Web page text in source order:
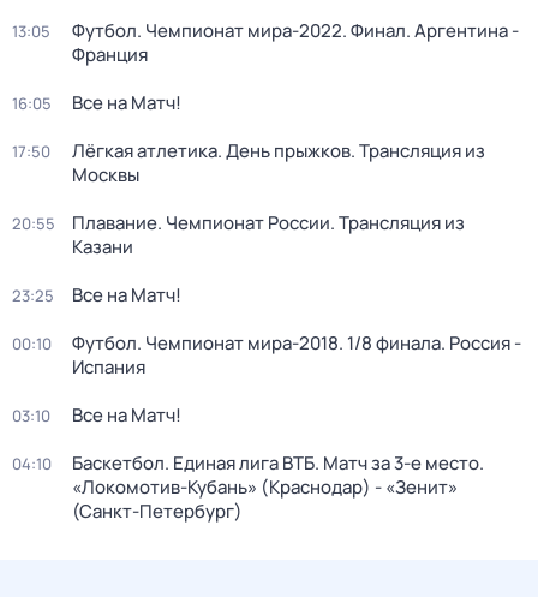
13:05
Футбол. Чемпионат мира-2022. Финал. Аргентина -
Франция
16:05 Все на Матч!
17:50
Лёгкая атлетика. День прыжков. Трансляция из
Москвы
20:55
Плавание. Чемпионат России. Трансляция из
Казани
23:25 Все на Матч!
00:10
Футбол. Чемпионат мира-2018. 1/8 финала. Россия -
Испания
03:10 Все на Матч!
04:10
Баскетбол. Единая лига ВТБ. Матч за 3-е место.
«Локомотив-Кубань» (Краснодар) - «Зенит»
(Санкт-Петербург)